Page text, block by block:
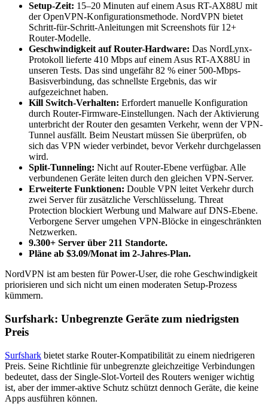
Setup-Zeit: 15–20 Minuten auf einem Asus RT-AX88U mit
der OpenVPN-Konfigurationsmethode. NordVPN bietet
Schritt-für-Schritt-Anleitungen mit Screenshots für 12+
Router-Modelle.
Geschwindigkeit auf Router-Hardware: Das NordLynx-
Protokoll lieferte 410 Mbps auf einem Asus RT-AX88U in
unseren Tests. Das sind ungefähr 82 % einer 500-Mbps-
Basisverbindung, das schnellste Ergebnis, das wir
aufgezeichnet haben.
Kill Switch-Verhalten: Erfordert manuelle Konfiguration
durch Router-Firmware-Einstellungen. Nach der Aktivierung
unterbricht der Router den gesamten Verkehr, wenn der VPN-
Tunnel ausfällt. Beim Neustart müssen Sie überprüfen, ob
sich das VPN wieder verbindet, bevor Verkehr durchgelassen
wird.
Split-Tunneling: Nicht auf Router-Ebene verfügbar. Alle
verbundenen Geräte leiten durch den gleichen VPN-Server.
Erweiterte Funktionen: Double VPN leitet Verkehr durch
zwei Server für zusätzliche Verschlüsselung. Threat
Protection blockiert Werbung und Malware auf DNS-Ebene.
Verborgene Server umgehen VPN-Blöcke in eingeschränkten
Netzwerken.
9.300+ Server über 211 Standorte.
Pläne ab $3.09/Monat im 2-Jahres-Plan.
NordVPN ist am besten für Power-User, die rohe Geschwindigkeit
priorisieren und sich nicht um einen moderaten Setup-Prozess
kümmern.
Surfshark: Unbegrenzte Geräte zum niedrigsten
Preis
Surfshark bietet starke Router-Kompatibilität zu einem niedrigeren
Preis. Seine Richtlinie für unbegrenzte gleichzeitige Verbindungen
bedeutet, dass der Single-Slot-Vorteil des Routers weniger wichtig
ist, aber der immer-aktive Schutz schützt dennoch Geräte, die keine
Apps ausführen können.